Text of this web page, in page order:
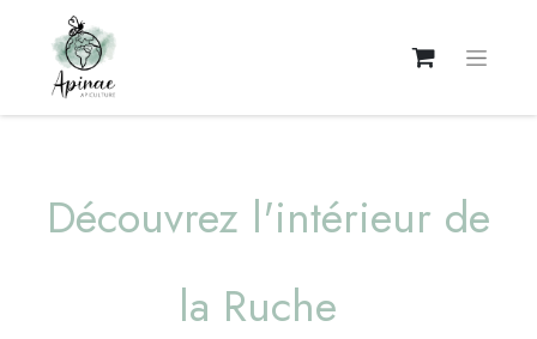
Découvrez l'intérieur de
la Ruche